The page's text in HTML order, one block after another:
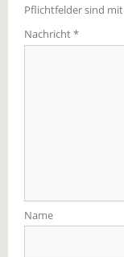
Pflichtfelder sind mit
Nachricht*
Name